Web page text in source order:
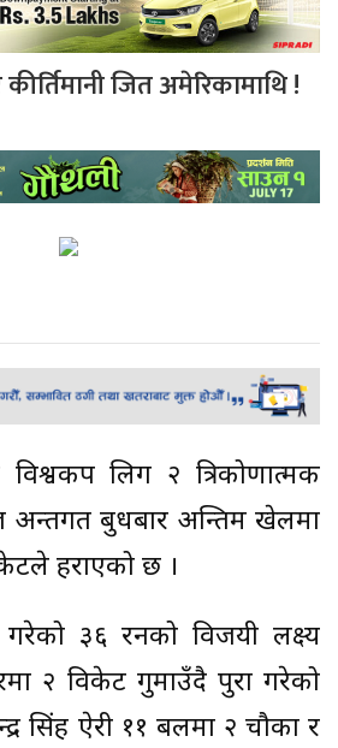
जित अमेरिकामाथि !
लिग २ त्रिकोणात्मक
अन्तर्गत बुधबार अन्तिम खेलमा
हराएको छ ।
३६ रनको विजयी लक्ष्य
२ विकेट गुमाउँदै पुरा गरेको
सिंह ऐरी ११ बलमा २ चौका र